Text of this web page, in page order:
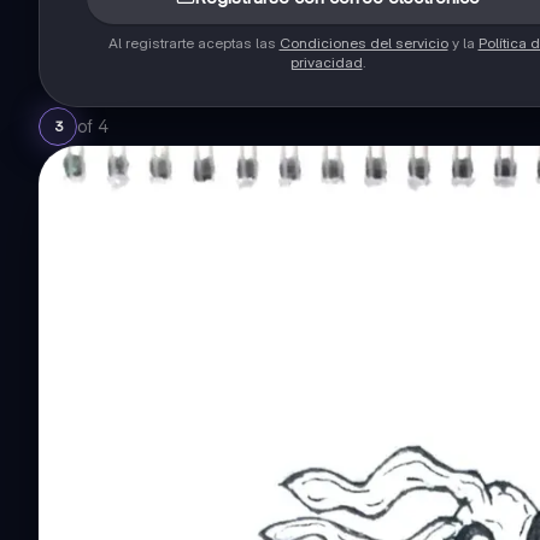
Al registrarte aceptas las Condiciones del servicioy la Política
privacidad.
3 of 4